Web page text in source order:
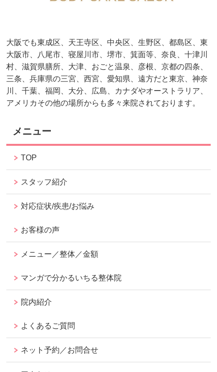
大阪でも東成区、天王寺区、中央区、生野区、都島区、東
大阪市、八尾市、寝屋川市、堺市、箕面等、奈良、十津川
村、滋賀県膳所、大津、おごと温泉、彦根、京都の四条、
三条、兵庫県の三宮、西宮、愛知県、遠方だと東京、神奈
川、千葉、福岡、大分、広島、カナダやオーストラリア、
アメリカその他の場所からも多々来院されております。
メニュー
TOP
スタッフ紹介
対応症状/疾患/お悩み
お客様の声
メニュー／整体／金額
マンガで分かるいちる整体院
院内紹介
よくあるご質問
ネット予約／お問合せ